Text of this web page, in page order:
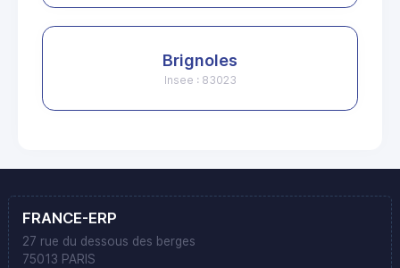
Brignoles
Insee : 83023
FRANCE-ERP
27 rue du dessous des berges
75013 PARIS